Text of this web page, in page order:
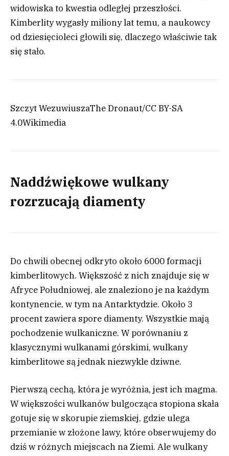
widowiska to kwestia odległej przeszłości.
Kimberlity wygasły miliony lat temu, a naukowcy
od dziesięcioleci głowili się, dlaczego właściwie tak
się stało.
Szczyt WezuwiuszaThe Dronaut/CC BY-SA
4.0Wikimedia
Naddźwiękowe wulkany
rozrzucają diamenty
Do chwili obecnej odkryto około 6000 formacji
kimberlitowych. Większość z nich znajduje się w
Afryce Południowej, ale znaleziono je na każdym
kontynencie, w tym na Antarktydzie. Około 3
procent zawiera spore diamenty. Wszystkie mają
pochodzenie wulkaniczne. W porównaniu z
klasycznymi wulkanami górskimi, wulkany
kimberlitowe są jednak niezwykle dziwne.
Pierwszą cechą, która je wyróżnia, jest ich magma.
W większości wulkanów bulgocząca stopiona skała
gotuje się w skorupie ziemskiej, gdzie ulega
przemianie w złożone lawy, które obserwujemy do
dziś w różnych miejscach na Ziemi. Ale wulkany